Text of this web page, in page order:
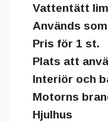
Vattentätt
Används
Pris för 1 st.
Plats att
Interiör och
Motorns
Hjulhus